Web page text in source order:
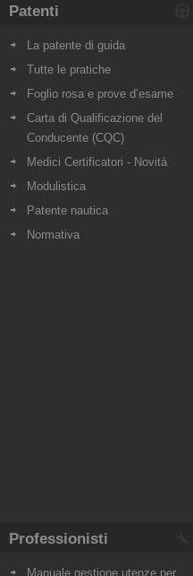
Patenti
La patente di guida
Tutte le pratiche
Foglio rosa e prove d’esame
Carta di Qualificazione del
Conducente (CQC)
Medici Certificatori - Novità
Modulistica
Patente nautica
Normativa
Professionisti
Manuale gestione utenze per